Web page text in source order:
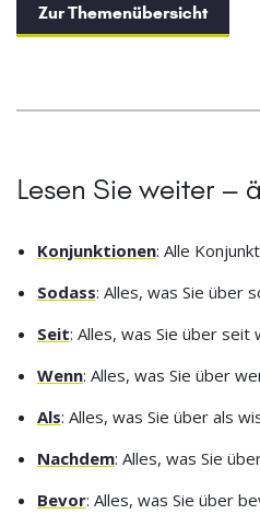
Zur Themenübersicht
Lesen Sie weiter –
Konjunktionen: Alle
Sodass: Alles, was Sie über
Seit: Alles, was Sie über seit
Wenn: Alles, was Sie über
Als: Alles, was Sie über als
Nachdem: Alles, was Sie
Bevor: Alles, was Sie über